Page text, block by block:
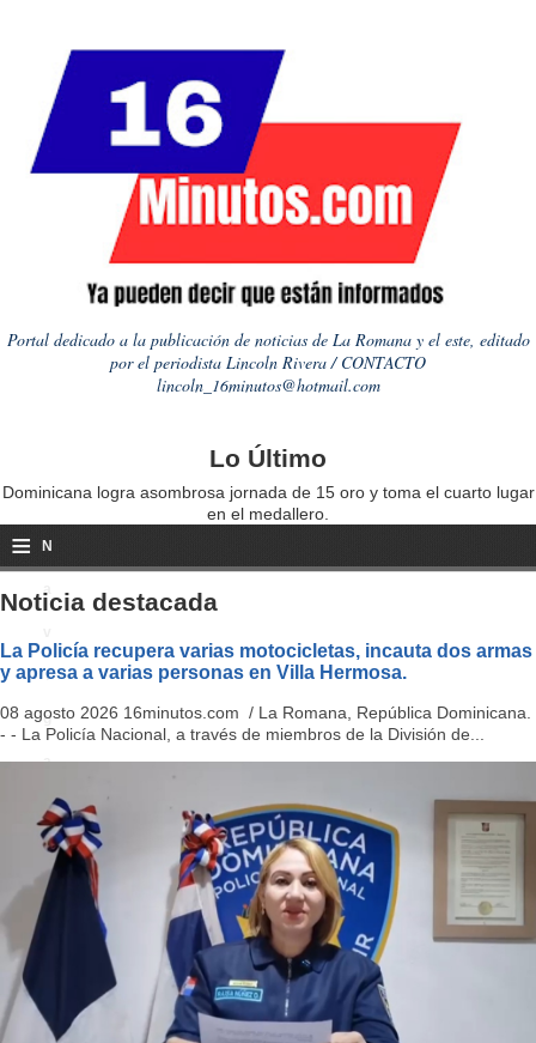
Portal dedicado a la publicación de noticias de La Romana y el este, editado
por el periodista Lincoln Rivera / CONTACTO
lincoln_16minutos@hotmail.com
Lo Último
Dominicana logra asombrosa jornada de 15 oro y toma el cuarto lugar
en el medallero.
≡ N
a
i
g
a
o
n
Noticia destacada
La Policía recupera varias motocicletas, incauta dos armas
y apresa a varias personas en Villa Hermosa.
08 agosto 2026 16minutos.com / La Romana, República Dominicana.
- - La Policía Nacional, a través de miembros de la División de...